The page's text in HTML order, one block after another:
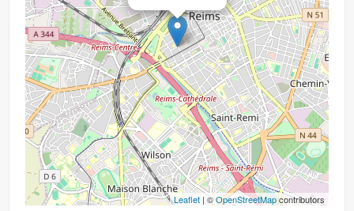
Leaflet| ©OpenStreetMapcontributors